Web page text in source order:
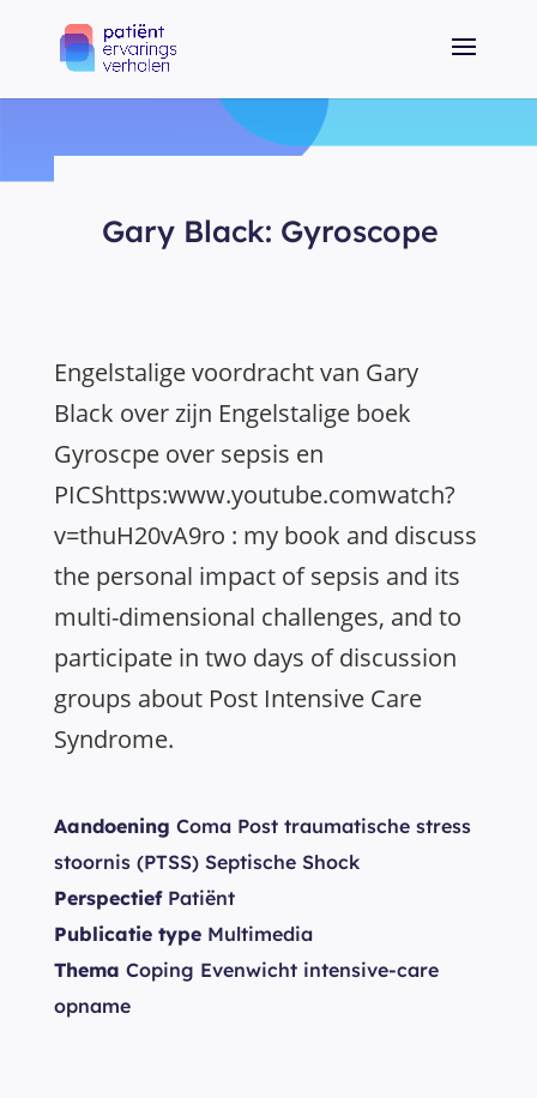
Gary Black: Gyroscope
Engelstalige voordracht van Gary
Black over zijn Engelstalige boek
Gyroscpe over sepsis en
PICShttps:www.youtube.comwatch?
v=thuH20vA9ro : my book and discuss
the personal impact of sepsis and its
multi-dimensional challenges, and to
participate in two days of discussion
groups about Post Intensive Care
Syndrome.
Aandoening Coma Post traumatische stress
stoornis (PTSS) Septische Shock
PerspectiefPatiënt
Publicatie type Multimedia
Thema Coping Evenwicht intensive-care
opname